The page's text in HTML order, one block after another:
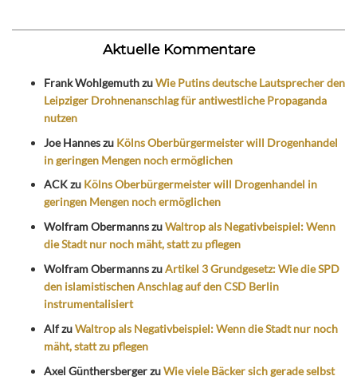
Aktuelle Kommentare
Frank WohlgemuthzuWie Putins deutsche Lautsprecher den
Leipziger Drohnenanschlag für antiwestliche Propaganda
nutzen
Joe Hanneszu Kölns Oberbürgermeister will Drogenhandel
in geringen Mengen noch ermöglichen
ACKzu Kölns Oberbürgermeister will Drogenhandel in
geringen Mengen noch ermöglichen
Wolfram ObermannszuWaltrop als Negativbeispiel: Wenn
die Stadt nur noch mäht, statt zu pflegen
Wolfram ObermannszuArtikel 3 Grundgesetz: Wie die SPD
den islamistischen Anschlag auf den CSD Berlin
instrumentalisiert
AlfzuWaltrop als Negativbeispiel: Wenn die Stadt nur noch
mäht, statt zu pflegen
Axel GünthersbergerzuWie viele Bäcker sich gerade selbst